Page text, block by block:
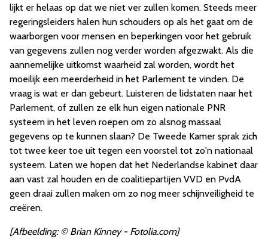
lijkt er helaas op dat we niet ver zullen komen. Steeds meer
regeringsleiders halen hun schouders op als het gaat om de
waarborgen voor mensen en beperkingen voor het gebruik
van gegevens zullen nog verder worden afgezwakt. Als die
aannemelijke uitkomst waarheid zal worden, wordt het
moeilijk een meerderheid in het Parlement te vinden. De
vraag is wat er dan gebeurt. Luisteren de lidstaten naar het
Parlement, of zullen ze elk hun eigen nationale PNR
systeem in het leven roepen om zo alsnog massaal
gegevens op te kunnen slaan? De Tweede Kamer sprak zich
tot twee keer toe uit tegen een voorstel tot zo'n nationaal
systeem. Laten we hopen dat het Nederlandse kabinet daar
aan vast zal houden en de coalitiepartijen VVD en PvdA
geen draai zullen maken om zo nog meer schijnveiligheid te
creëren.
[Afbeelding: © Brian Kinney - Fotolia.com]